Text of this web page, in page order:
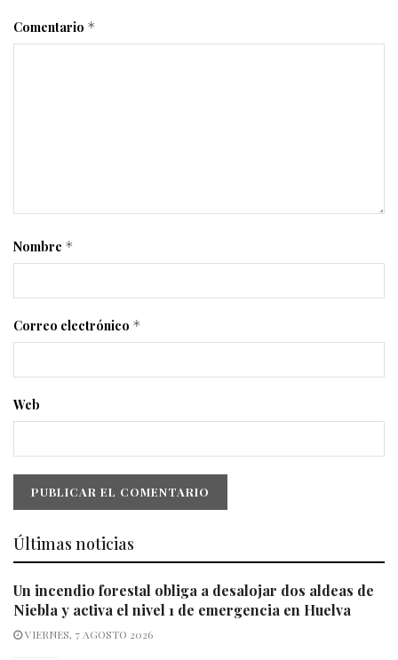
Comentario *
Nombre *
Correo electrónico *
Web
Últimas noticias
Un incendio forestal obliga a desalojar dos aldeas de
Niebla y activa el nivel 1 de emergencia en Huelva
VIERNES, 7 AGOSTO 2026